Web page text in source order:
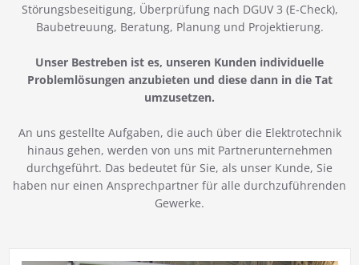
Störungsbeseitigung, Überprüfung nach DGUV 3 (E-Check),
Baubetreuung, Beratung, Planung und Projektierung.
Unser Bestreben ist es, unseren Kunden individuelle
Problemlösungen anzubieten und diese dann in die Tat
umzusetzen.
An uns gestellte Aufgaben, die auch über die Elektrotechnik
hinaus gehen, werden von uns mit Partnerunternehmen
durchgeführt. Das bedeutet für Sie, als unser Kunde, Sie
haben nur einen Ansprechpartner für alle durchzuführenden
Gewerke.